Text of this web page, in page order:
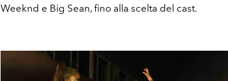
Weeknd e Big Sean, fino alla scelta del cast.